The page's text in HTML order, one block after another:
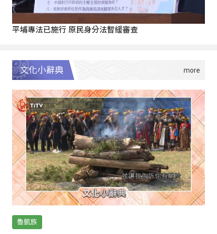
平埔專法已施行 原民身分法暫緩審查
文化小辭典
魯凱族